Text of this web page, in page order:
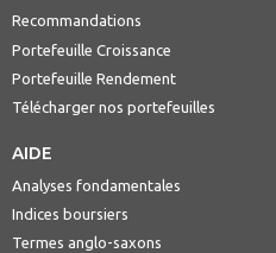
Recommandations
Portefeuille Croissance
Portefeuille Rendement
Télécharger nos portefeuilles
AIDE
Analyses fondamentales
Indices boursiers
Termes anglo-saxons